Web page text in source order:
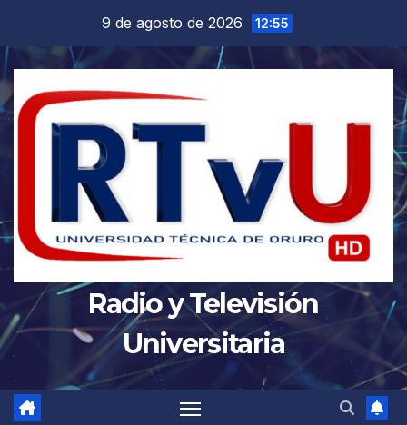
contenido
9 de agosto de 2026 12:55
Radio y Televisión
Universitaria